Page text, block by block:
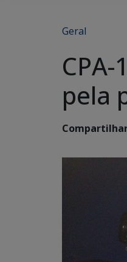
Geral
pela